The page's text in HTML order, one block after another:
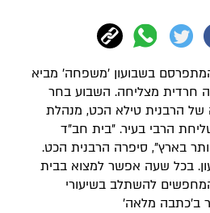
בשבועון 'משפחה' מביא
חרדית מצליחה. השבוע בחר
של הרבנית טילא הכט, מנהלת
הרבי בעיר. "בית חב"ד
בארץ", סיפרה הרבנית הכט.
בכל שעה אפשר למצוא בבית
להשתלב בשיעורי
ב'כתבה מלאה'